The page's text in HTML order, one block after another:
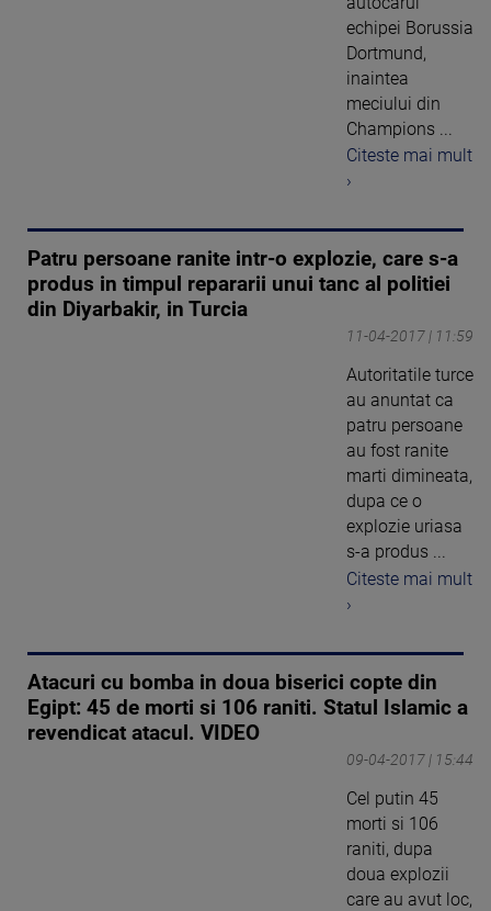
echipei Borussia
Dortmund,
inaintea
meciului din
Champions ...
Citeste mai mult
›
Patru persoane ranite intr-o explozie, care s-a
produs in timpul repararii unui tanc al politiei
din Diyarbakir, in Turcia
11-04-2017 | 11:59
Autoritatile turce
au anuntat ca
patru persoane
au fost ranite
marti dimineata,
dupa ce o
explozie uriasa
s-a produs ...
Citeste mai mult
›
Atacuri cu bomba in doua biserici copte din
Egipt: 45 de morti si 106 raniti. Statul Islamic a
revendicat atacul. VIDEO
09-04-2017 | 15:44
Cel putin 45
morti si 106
raniti, dupa
doua explozii
care au avut loc,